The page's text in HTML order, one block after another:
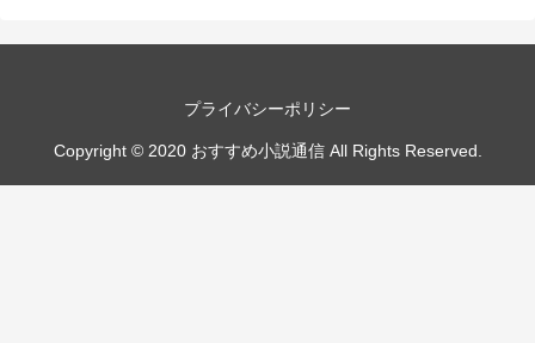
プライバシーポリシー
Copyright © 2020 おすすめ小説通信 All Rights Reserved.